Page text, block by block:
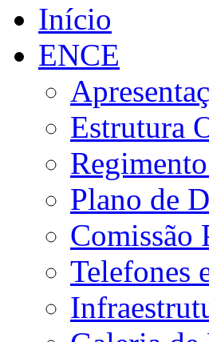
Início
ENCE
Estrutura
Plano de
Comissão
Telefones